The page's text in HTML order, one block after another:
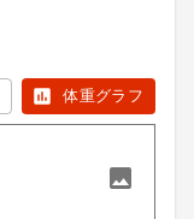
体重グラフ